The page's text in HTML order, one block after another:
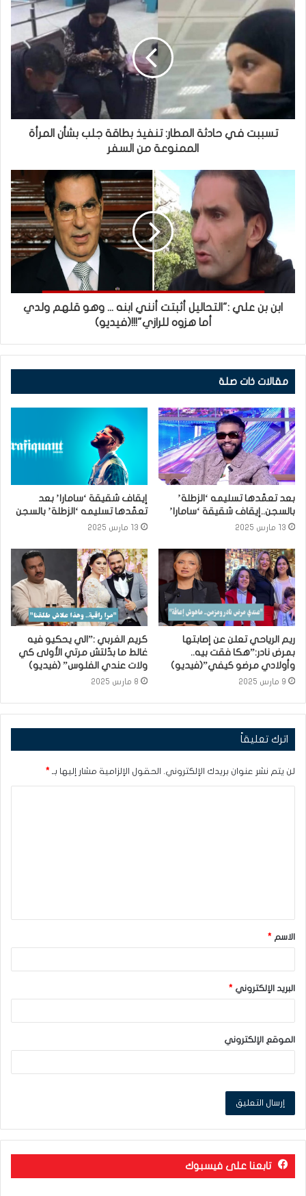
تسببت في حادثة المطار: تنفيذ بطاقة جلب بشأن المرأة
الممنوعة من السفر
ابن بن علي :"التحاليل أثبتت أنني ابنه ... وهو قلهم ولدي
أما هزوه للرازي"!!!(فيديو)
مقالات ذات صلة
بعد تعمّدها تسليمه ‘الزطلة’
بالسجن..إيقاف شقيقة ‘سامارا’
13 مارس 2025
إيقاف شقيقة ‘سامارا’ بعد
تعمّدها تسليمه ‘الزطلة’ بالسجن
13 مارس 2025
ريم الرياحي تعلن عن إصابتها
بمرض نادر:”هكا فقت بيه..
وأولادي مرضو كيفي”(فيديو)
9 مارس 2025
كريم الغربي :”الي يحكيو فيه
غالط ما بدّلتش مرتي الأولى كي
ولات عندي الفلوس” (فيديو)
8 مارس 2025
اترك تعليقاً
لن يتم نشر عنوان بريدك الإلكتروني. الحقول الإلزامية مشار إليها بـ *
ق
*
الاسم *
البريد الإلكتروني *
الموقع الإلكتروني
تابعنا على فيسبوك